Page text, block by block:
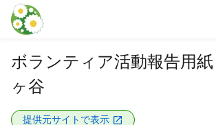
本文に飛ぶ
ボランティア活動報告用
ヶ谷
提供元サイトで表示